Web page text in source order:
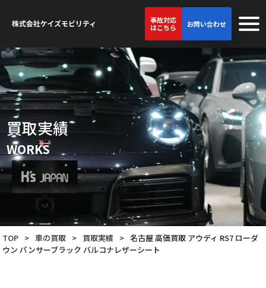
事故対応
はこちら
お問い合わせ
買取実績
WORKS
TOP > 車の買取 > 買取実績 > 名古屋 高価買取 アウディ RS7 ローダ
ウン パンサーブラック バルコナレザーシート